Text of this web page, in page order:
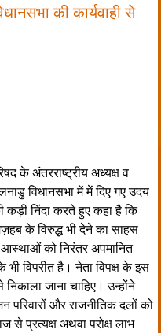
की कार्यवाही से
के अंतरराष्ट्रीय अध्यक्ष व
विधानसभा में में दिए गए उदय
कड़ी निंदा करते हुए कहा है कि
के विरुद्ध भी देने का साहस
को निरंतर अपमानित
विपरीत है। नेता विपक्ष के इस
जाना चाहिए। उन्होंने
परिवारों और राजनीतिक दलों को
से प्रत्यक्ष अथवा परोक्ष लाभ